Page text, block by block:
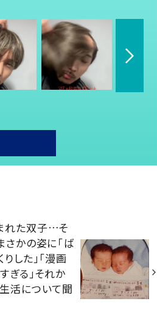
れた双子…そ
かの姿に「ば
りした」「漫画
ぎる」それか
活について聞